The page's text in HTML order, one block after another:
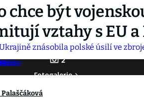
chce být
vztahy s EU
2
Fotogalerie
Palaščáková